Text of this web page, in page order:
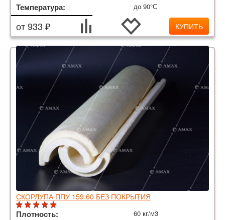
Температура: до 90°С
от 933 ₽ КУПИТЬ
СКОРЛУПА ППУ 159.60 БЕЗ ПОКРЫТИЯ
Плотность: 60 кг/м3